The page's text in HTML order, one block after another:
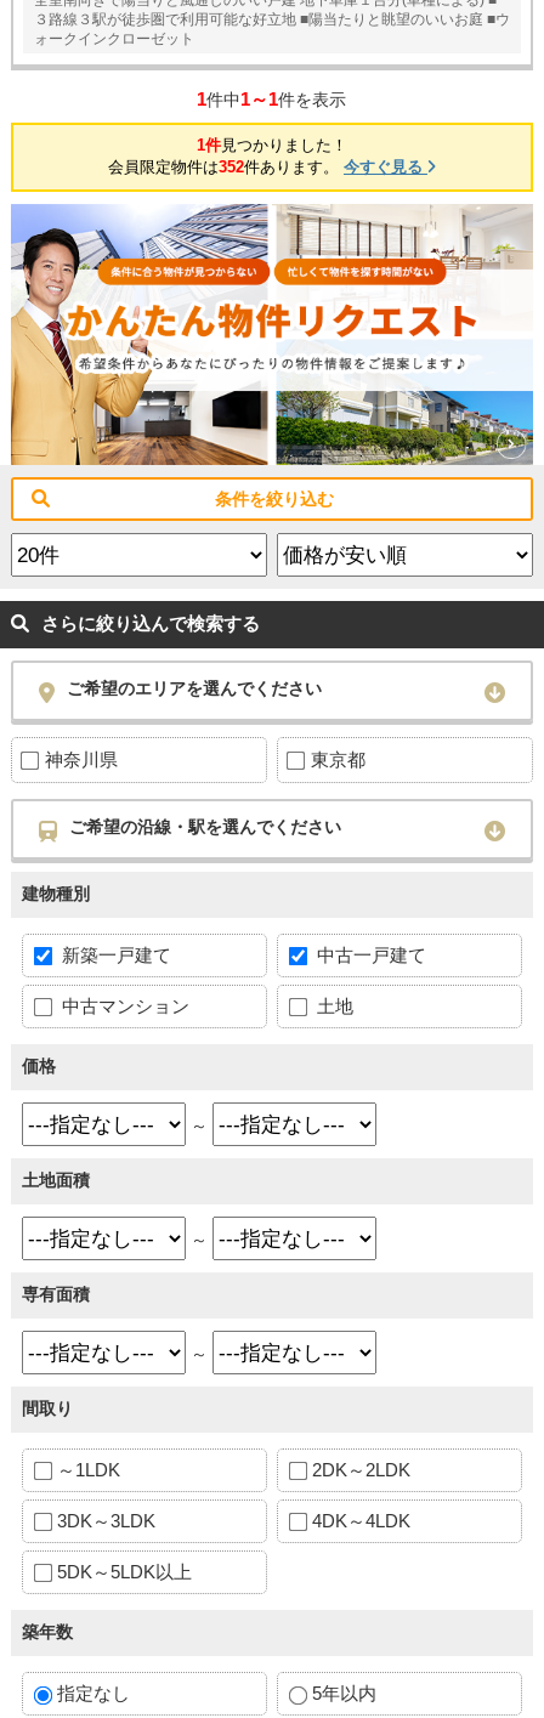
３路線３駅が徒歩圏で利用可能な好立地 ■陽当たりと眺望のいいお庭 ■ウ
ォークインクローゼット
1件中1～1件を表示
1件見つかりました！
会員限定物件は352件あります。 今すぐ見る
条件を絞り込む
さらに絞り込んで検索する
ご希望のエリアを選んでください
神奈川県 東京都
ご希望の沿線・駅を選んでください
建物種別
新築一戸建て 中古一戸建て
中古マンション 土地
価格
～
土地面積
～
専有面積
～
間取り
～1LDK 2DK～2LDK
3DK～3LDK 4DK～4LDK
5DK～5LDK以上
築年数
指定なし 5年以内